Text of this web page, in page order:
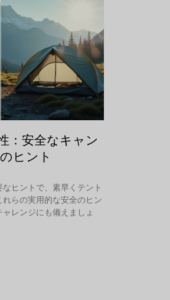
：安全なキャン
ヒント
ヒントで、素早くテント
らの実用的な安全のヒン
レンジにも備えましょ